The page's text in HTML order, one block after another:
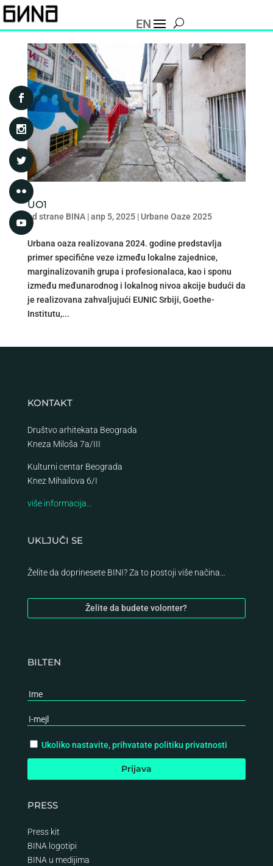
EN
UO1
od strane BINA|апр 5, 2025| Urbane Oaze 2025
Urbana oaza realizovana 2024. godine predstavlja
primer specifične veze između lokalne zajednice,
marginalizovanih grupa i profesionalaca, kao i sponu
između međunarodnog i lokalnog nivoa akcije budući da
je realizovana zahvaljujući EUNIC Srbiji, Goethe-
Institutu,...
KONTAKT
Društvo arhitekata Beograda
Kneza Miloša 7a/III
Kulturni centar Beograda
Knez Mihailova 6/I
više informacija…
UKLJUČI SE
Želite da doprinesete BINI? Za to postoji više načina…
Želite da budete volonter?
BILTEN
Ukoliko nastavite, prihvatate politiku privatnosti
PRESS
Press kit
BINA logotipi
BINA u medijima